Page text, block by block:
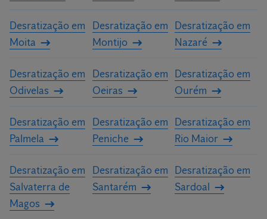
Desratização em
Moita
Desratização em
Montijo
Desratização em
Nazaré
Desratização em
Odivelas
Desratização em
Oeiras
Desratização em
Ourém
Desratização em
Palmela
Desratização em
Peniche
Desratização em
Rio Maior
Desratização em
Salvaterra de
Magos
Desratização em
Santarém
Desratização em
Sardoal